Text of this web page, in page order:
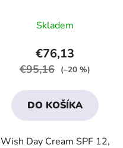
hodnotenie
produktu
je
5
Skladem
€76,13
€95,16 (–20 %)
DO KOŠÍKA
Wish Day Cream SPF 12,